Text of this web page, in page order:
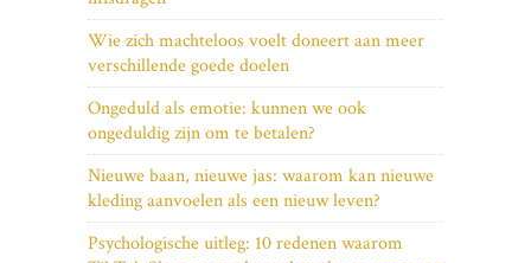
Wie zich machteloos voelt doneert aan meer
verschillende goede doelen
Ongeduld als emotie: kunnen we ook
ongeduldig zijn om te betalen?
Nieuwe baan, nieuwe jas: waarom kan nieuwe
kleding aanvoelen als een nieuw leven?
Psychologische uitleg: 10 redenen waarom